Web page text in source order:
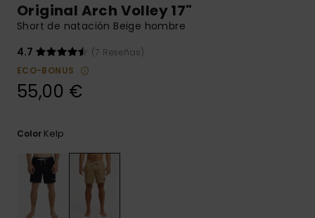
conversación
Encuentra
respuestas a
las preguntas
Original Arch Volley 17"
Short de natación Beige hombre
4.7
(7 Reseñas)
ECO-BONUS
55,00 €
Color Kelp